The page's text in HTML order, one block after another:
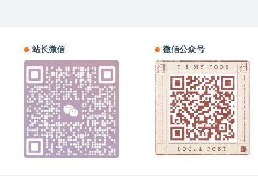
站长微信 微信公众号